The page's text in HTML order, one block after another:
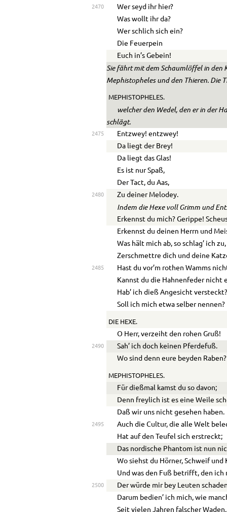
2470
Wer seyd ihr hier?
Was wollt ihr da?
Wer schlich sich ein?
Die Feuerpein
Euch in’s Gebein!
Sie fährt mit dem Schaumlöffel in den
Mephistopheles und den Thieren. Die
MEPHISTOPHELES.
welcher den Wedel, den er in der
schlägt.
2475
Entzwey! entzwey!
Da liegt der Brey!
Da liegt das Glas!
Es ist nur Spaß,
Der Tact, du Aas,
2480 Zu deiner Melodey.
Indem die Hexe voll Grimm und
Erkennst du mich? Gerippe!
Erkennst du deinen Herrn und
Was hält mich ab, so schlag’ ich zu,
Zerschmettre dich und deine
2485
Hast du vor’m rothen Wamms
Kannst du die Hahnenfeder nicht
Hab’ ich dieß Angesicht
Soll ich mich etwa selber nennen?
DIE HEXE.
O Herr, verzeiht den rohen Gruß!
2490
Sah’ ich doch keinen Pferdefuß.
Wo sind denn eure beyden Raben?
MEPHISTOPHELES.
Für dießmal kamst du so davon;
Denn freylich ist es eine Weile
Daß wir uns nicht gesehen haben.
2495
Auch die Cultur, die alle Welt
Hat auf den Teufel sich erstreckt;
Das nordische Phantom ist nun
Wo siehst du Hörner, Schweif und
Und was den Fuß betrifft, den ich
2500
Der würde mir bey Leuten
Darum bedien’ ich mich, wie
Seit vielen Jahren falscher Waden.